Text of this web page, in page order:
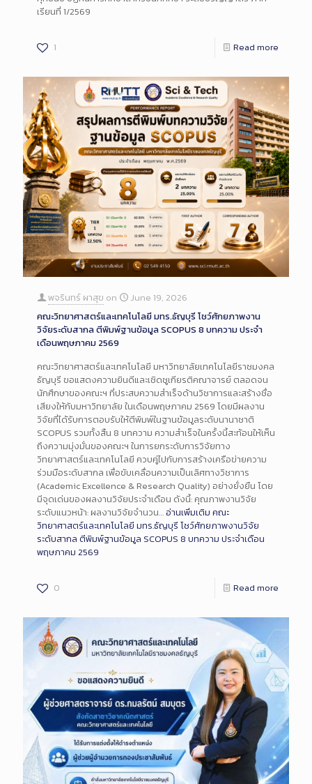
เรียนที่ 1/2569
1 Read more
พจรินทร์ ผาสุข on
June 19, 2026
คณะวิทยาศาสตร์และเทคโนโลยี มทร.ธัญบุรี โชว์ศักยภาพงาน
วิจัยระดับสากล ตีพิมพ์ฐานข้อมูล SCOPUS 8 บทความ ประจำ
เดือนพฤษภาคม 2569
คณะวิทยาศาสตร์และเทคโนโลยี มหาวิทยาลัยเทคโนโลยีราชมงคล
ธัญบุรี ขอแสดงความยินดีและเชิดชูเกียรติคณาจารย์ ตลอดจน
นักศึกษาของคณะฯ ที่ประสบความสำเร็จด้านวิชาการและสร้างชื่อ
เสียงให้กับมหาวิทยาลัย ในเดือนพฤษภาคม 2569 โดยมีผลงาน
วิจัยที่ได้รับการตอบรับให้ตีพิมพ์ในฐานข้อมูลระดับนานาชาติ
SCOPUS รวมทั้งสิ้น 8 บทความ ความสำเร็จในครั้งนี้สะท้อนให้เห็น
ถึงความมุ่งมั่นของคณะฯ ในการยกระดับการวิจัยทาง
วิทยาศาสตร์และเทคโนโลยี ควบคู่ไปกับการสร้างเครือข่ายความ
ร่วมมือระดับสากล เพื่อขับเคลื่อนความเป็นเลิศทางวิชาการ
(Academic Excellence & Research Quality) อย่างยั่งยืน โดย
มีจุดเด่นของผลงานวิจัยประจำเดือน ดังนี้: คุณภาพงานวิจัย
ระดับแนวหน้า: ผลงานวิจัยจำนวน…อ่านเพิ่มเติม คณะ
วิทยาศาสตร์และเทคโนโลยี มทร.ธัญบุรี โชว์ศักยภาพงานวิจัย
ระดับสากล ตีพิมพ์ฐานข้อมูล SCOPUS 8 บทความ ประจำเดือน
พฤษภาคม 2569
0 Read more